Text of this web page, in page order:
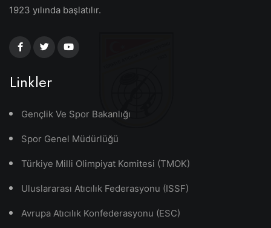
1923 yılında başlatılır.
Linkler
Gençlik Ve Spor Bakanlığı
Spor Genel Müdürlüğü
Türkiye Milli Olimpiyat Komitesi (TMOK)
Uluslararası Atıcılık Federasyonu (ISSF)
Avrupa Atıcılık Konfederasyonu (ESC)